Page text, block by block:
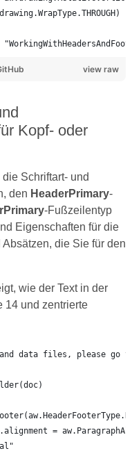
view raw
Kopf- oder
Schriftart- und
den HeaderPrimary-
-Fußzeilentyp
Eigenschaften für die
die Sie für den
wie der Text in der
14 und zentrierte